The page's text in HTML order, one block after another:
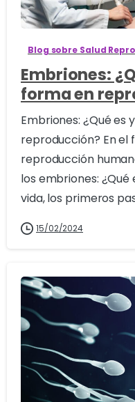
Blog sobre Salud
Embriones:
forma en
Embriones: ¿Qué
reproducción? En el
reproducción
los embriones:
vida, los primeros
15/02/2024